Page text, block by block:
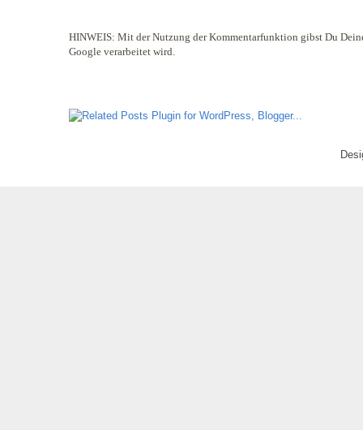
HINWEIS: Mit der Nutzung der Kommentarfunktion gibst Du
Google verarbeitet wird.